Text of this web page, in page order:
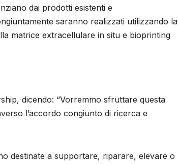
dai prodotti esistenti e
saranno realizzati utilizzando la
matrice extracellulare in situ e bioprinting
dicendo: “Vorremmo sfruttare questa
l’accordo congiunto di ricerca e
destinate a supportare, riparare, elevare o